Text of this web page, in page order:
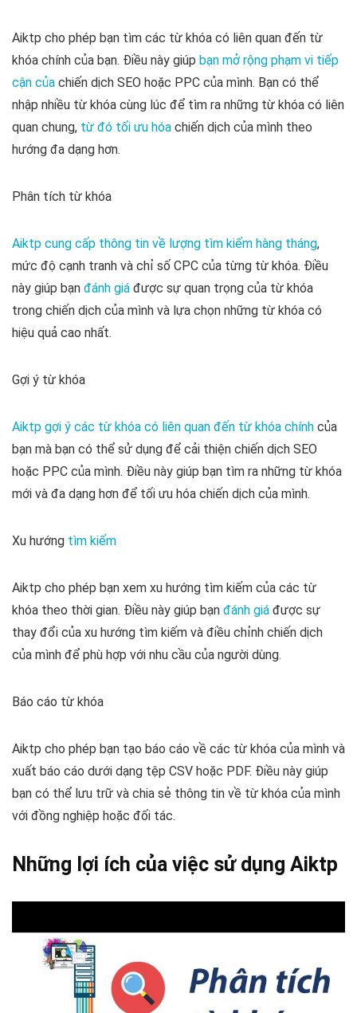
Aiktp cho phép bạn tìm các từ khóa có liên quan đến từ
khóa chính của bạn. Điều này giúp bạn mở rộng phạm vi tiếp
cận của chiến dịch SEO hoặc PPC của mình. Bạn có thể
nhập nhiều từ khóa cùng lúc để tìm ra những từ khóa có liên
quan chung, từ đó tối ưu hóa chiến dịch của mình theo
hướng đa dạng hơn.
Phân tích từ khóa
Aiktp cung cấp thông tin về lượng tìm kiếm hàng tháng,
mức độ cạnh tranh và chỉ số CPC của từng từ khóa. Điều
này giúp bạn đánh giá được sự quan trọng của từ khóa
trong chiến dịch của mình và lựa chọn những từ khóa có
hiệu quả cao nhất.
Gợi ý từ khóa
Aiktp gợi ý các từ khóa có liên quan đến từ khóa chính của
bạn mà bạn có thể sử dụng để cải thiện chiến dịch SEO
hoặc PPC của mình. Điều này giúp bạn tìm ra những từ khóa
mới và đa dạng hơn để tối ưu hóa chiến dịch của mình.
Xu hướng tìm kiếm
Aiktp cho phép bạn xem xu hướng tìm kiếm của các từ
khóa theo thời gian. Điều này giúp bạn đánh giá được sự
thay đổi của xu hướng tìm kiếm và điều chỉnh chiến dịch
của mình để phù hợp với nhu cầu của người dùng.
Báo cáo từ khóa
Aiktp cho phép bạn tạo báo cáo về các từ khóa của mình và
xuất báo cáo dưới dạng tệp CSV hoặc PDF. Điều này giúp
bạn có thể lưu trữ và chia sẻ thông tin về từ khóa của mình
với đồng nghiệp hoặc đối tác.
Những lợi ích của việc sử dụng Aiktp